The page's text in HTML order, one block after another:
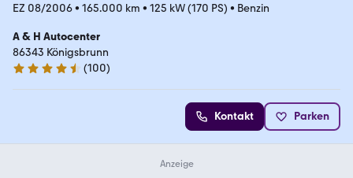
EZ 08/2006• 165.000 km • 125 kW (170 PS) • Benzin
A & H Autocenter
86343 Königsbrunn
4.5 Sterne
(100)
Kontakt Parken